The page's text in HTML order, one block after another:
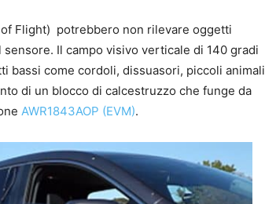
Flight) potrebbero non rilevare oggetti
Il campo visivo verticale di 140 gradi
bassi come cordoli, dissuasori, piccoli animali
di un blocco di calcestruzzo che funge da
AWR1843AOP (EVM).